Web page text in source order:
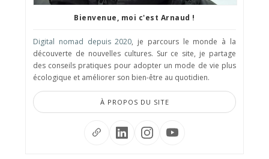
Bienvenue, moi c'est Arnaud !
Digital nomad depuis 2020, je parcours le monde à la
découverte de nouvelles cultures. Sur ce site, je partage
des conseils pratiques pour adopter un mode de vie plus
écologique et améliorer son bien-être au quotidien.
À PROPOS DU SITE